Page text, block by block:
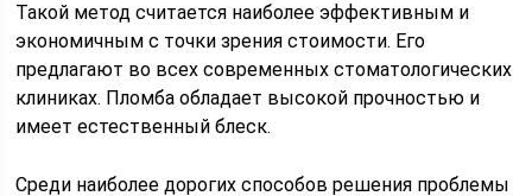
Такой метод считается наиболее эффективным и
экономичным с точки зрения стоимости. Его
предлагают во всех современных стоматологических
клиниках. Пломба обладает высокой прочностью и
имеет естественный блеск.
Среди наиболее дорогих способов решения проблемы